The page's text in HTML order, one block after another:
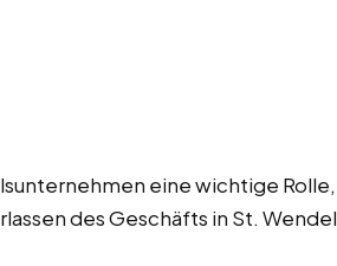
eine wichtige Rolle,
des Geschäfts in St. Wendel